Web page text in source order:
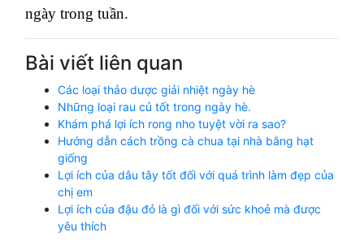
ngày trong tuần.
Bài viết liên quan
Các loại thảo dược giải nhiệt ngày hè
Những loại rau củ tốt trong ngày hè.
Khám phá lợi ích rong nho tuyệt vời ra sao?
Hướng dẫn cách trồng cà chua tại nhà bằng hạt
giống
Lợi ích của dâu tây tốt đối với quá trình làm đẹp của
chị em
Lợi ích của đậu đỏ là gì đối với sức khoẻ mà được
yêu thích